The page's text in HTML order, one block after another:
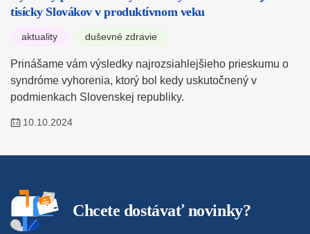
tisícky Slovákov v produktívnom veku
aktuality duševné zdravie
Prinášame vám výsledky najrozsiahlejšieho prieskumu o
syndróme vyhorenia, ktorý bol kedy uskutočnený v
podmienkach Slovenskej republiky.
10.10.2024
Chcete dostávať novinky?